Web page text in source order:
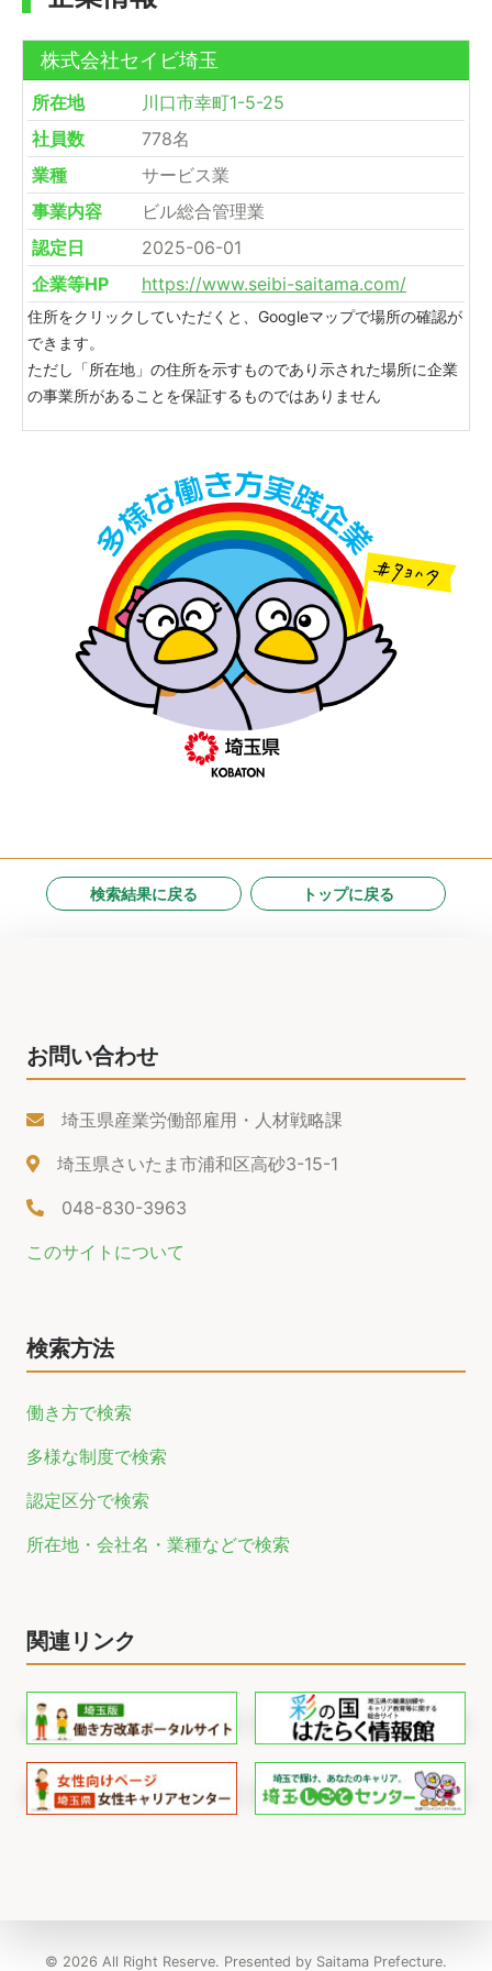
株式会社セイビ埼玉
所在地
川口市幸町1-5-25
社員数
778名
業種
サービス業
事業内容
ビル総合管理業
認定日
2025-06-01
企業等HP
https://www.seibi-saitama.com/
住所をクリックしていただくと、Googleマップで場所の確認が
できます。
ただし「所在地」の住所を示すものであり示された場所に企業
の事業所があることを保証するものではありません
検索結果に戻る トップに戻る
お問い合わせ
埼玉県産業労働部雇用・人材戦略課
埼玉県さいたま市浦和区高砂3-15-1
048-830-3963
このサイトについて
検索方法
働き方で検索
多様な制度で検索
認定区分で検索
所在地・会社名・業種などで検索
関連リンク
© 2026 All Right Reserve. Presented by Saitama Prefecture.